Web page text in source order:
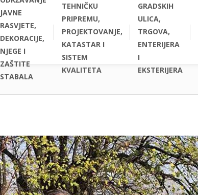
JAVNE
RASVJETE,
DEKORACIJE,
NJEGE I
ZAŠTITE
STABALA
TEHNIČKU
PRIPREMU,
PROJEKTOVANJE,
KATASTAR I
SISTEM
KVALITETA
GRADSKIH
ULICA,
TRGOVA,
ENTERIJERA
I
EKSTERIJERA